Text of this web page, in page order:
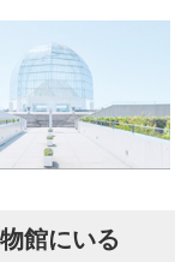
館にいる